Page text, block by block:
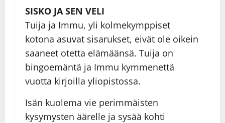
SISKO JA SEN VELI
Tuija ja Immu, yli kolmekymppiset
kotona asuvat sisarukset, eivät ole oikein
saaneet otetta elämäänsä. Tuija on
bingoemäntä ja Immu kymmenettä
vuotta kirjoilla yliopistossa.
Isän kuolema vie perimmäisten
kysymysten äärelle ja sysää kohti